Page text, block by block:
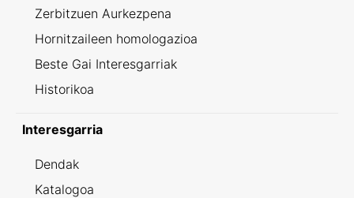
Zerbitzuen Aurkezpena
Hornitzaileen homologazioa
Beste Gai Interesgarriak
Historikoa
Interesgarria
Dendak
Katalogoa